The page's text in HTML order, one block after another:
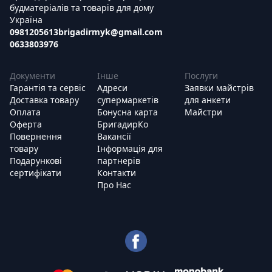
будматеріалів та товарів для дому
Україна
0981205613
0633803976
brigadirmyk@gmail.com
Документи
Гарантія та сервіс
Доставка товару
Оплата
Оферта
Повернення
товару
Подарункові
сертифікати
Інше
Адреси
супермаркетів
Бонусна карта
БригадирКо
Вакансії
Інформація для
партнерів
Контакти
Про Нас
Послуги
Заявки майстрів
для анкети
Майстри